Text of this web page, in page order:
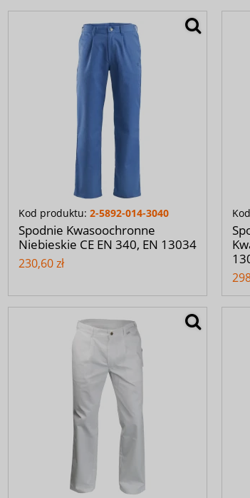
Kod produktu: 2-5892-014-3040
Spodnie Kwasoochronne
Niebieskie CE EN 340, EN 13034
230,60 zł